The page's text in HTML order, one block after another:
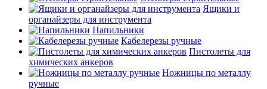
Ящики и
органайзеры для инструмента
Напильники
Кабелерезы ручные
Пистолеты для
химических анкеров
Ножницы по металлу
ручные